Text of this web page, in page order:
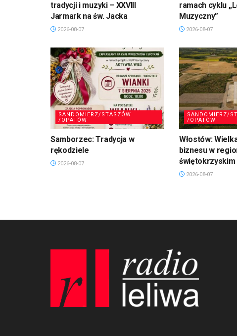
tradycji i muzyki – XXVIII
Jarmark na św. Jacka
2026-08-07
ramach cyklu
Muzyczny”
2026-08-07
SANDOMIERZ/STASZÓW
/OPATÓW
Samborzec: Tradycja w
rękodziele
2026-08-07
SANDOMIERZ/
/OPATÓW
Włostów:
biznesu w
świętokrzyskim
2026-08-07